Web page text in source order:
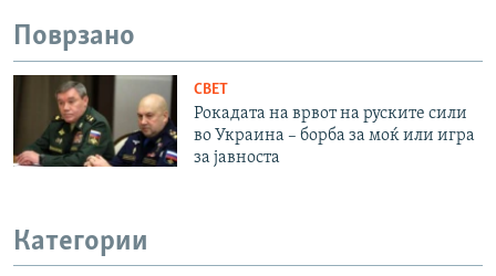
Поврзано
СВЕТ
Рокадата на врвот на руските сили
во Украина – борба за моќ или игра
за јавноста
Категории